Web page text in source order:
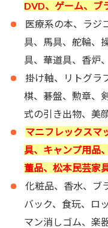
DVD、ゲーム、ブ
医療系の本、ラジ
具、馬具、舵輪、
具、華道具、香炉
掛け軸、リトグラ
棋、碁盤、勲章、
式の引き出物、美
マニフレックスマ
具、キャンプ用品
董品、松本民芸家
化粧品、香水、ブ
バック、食玩、ロ
マン消しゴム、楽